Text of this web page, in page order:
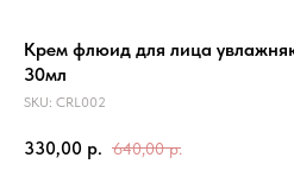
Крем флюид для лица
30мл
SKU: CRL002
330,00 р. 640,00 р.